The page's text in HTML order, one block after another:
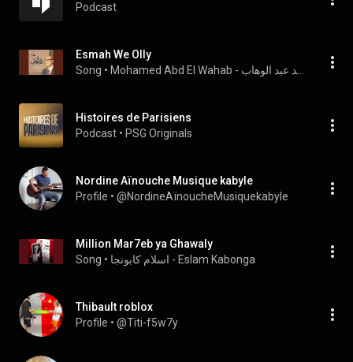
Podcast
Esmah We Olly
Song •
Histoires de Parisiens
Podcast • PSG Originals
Nordine Aïnouche Musique kabyle
Profile • @NordineAïnoucheMusiquekabyle
Million Mar7eb ya Ghawaly
Song • اسلام كابونجا - Eslam Kabonga
Thibault roblox
Profile • @Titi-f5w7y